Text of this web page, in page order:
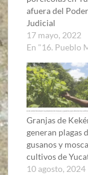
afuera del Poder
Judicial
17 mayo, 2022
En "16. Pueblo
Granjas de
generan plagas
gusanos y
cultivos de
10 agosto, 2024